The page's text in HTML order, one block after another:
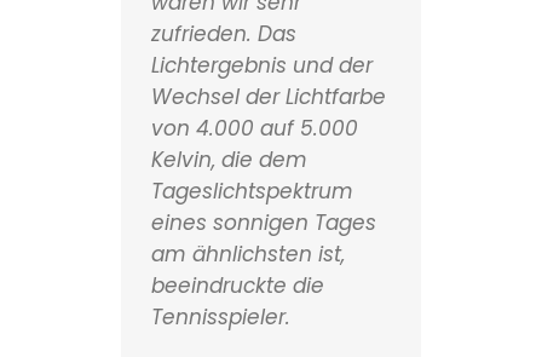
zufrieden. Das
Lichtergebnis und der
Wechsel der Lichtfarbe
von 4.000 auf 5.000
Kelvin, die dem
Tageslichtspektrum
eines sonnigen Tages
am ähnlichsten ist,
beeindruckte die
Tennisspieler.